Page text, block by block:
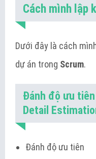
Cách mình lập
Dưới đây là cách
dự án trong Scrum.
Đánh độ ưu
Detail
Đánh độ ưu tiên